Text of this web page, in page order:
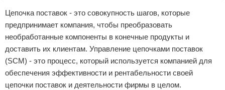
Цепочка поставок - это совокупность шагов, которые
предпринимает компания, чтобы преобразовать
необработанные компоненты в конечные продукты и
доставить их клиентам. Управление цепочками поставок
(SCM) - это процесс, который используется компанией для
обеспечения эффективности и рентабельности своей
цепочки поставок и деятельности фирмы в целом.